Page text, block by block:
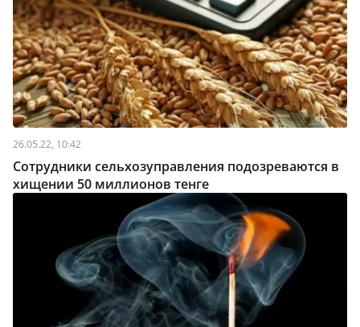
26.05.22, 10:42
Сотрудники сельхозуправления подозреваются в
хищении 50 миллионов тенге